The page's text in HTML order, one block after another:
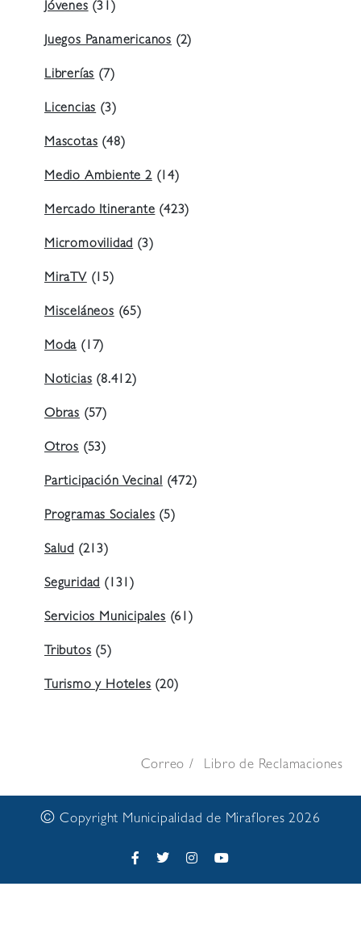
Jóvenes(31)
Juegos Panamericanos (2)
Librerías(7)
Licencias(3)
Mascotas(48)
Medio Ambiente 2(14)
Mercado Itinerante(423)
Micromovilidad(3)
MiraTV(15)
Misceláneos(65)
Moda(17)
Noticias(8.412)
Obras (57)
Otros (53)
Participación Vecinal(472)
Programas Sociales(5)
Salud (213)
Seguridad(131)
Servicios Municipales(61)
Tributos(5)
Turismo y Hoteles(20)
Correo Libro de Reclamaciones
© Copyright Municipalidad de Miraflores 2026